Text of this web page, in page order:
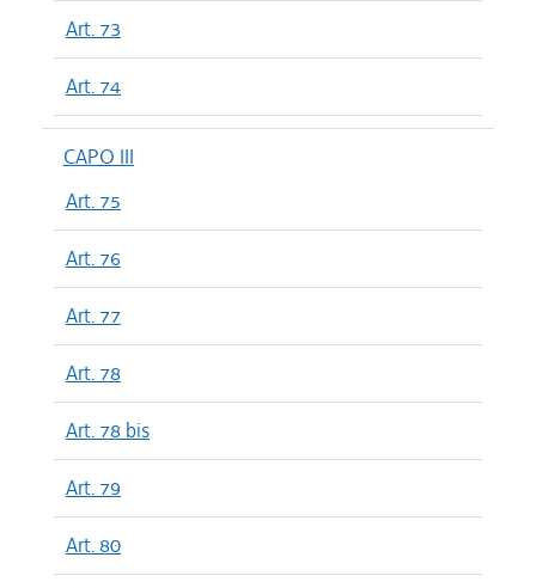
Art. 73
Art. 74
CAPO III
Art. 75
Art. 76
Art. 77
Art. 78
Art. 78 bis
Art. 79
Art. 80